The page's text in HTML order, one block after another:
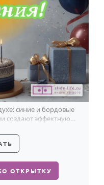
синие и бордовые
создают эффектную
ОТКРЫТКУ